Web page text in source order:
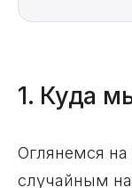
1. Куда
Оглянемся
случайным